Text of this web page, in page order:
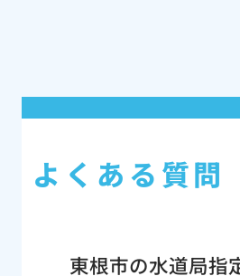
よくある質問
東根市の水道局指